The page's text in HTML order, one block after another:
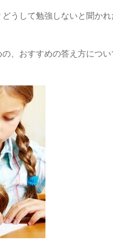
うして勉強しないと聞か
、おすすめの答え方につい